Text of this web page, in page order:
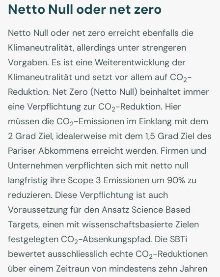
Netto Null oder net zero
Netto Null oder net zero erreicht ebenfalls die
Klimaneutralität, allerdings unter strengeren
Vorgaben. Es ist eine Weiterentwicklung der
Klimaneutralität und setzt vor allem auf CO2-
Reduktion. Net Zero (Netto Null) beinhaltet immer
eine Verpflichtung zur CO2-Reduktion. Hier
müssen die CO2-Emissionen im Einklang mit dem
2 Grad Ziel, idealerweise mit dem 1,5 Grad Ziel des
Pariser Abkommens erreicht werden. Firmen und
Unternehmen verpflichten sich mit netto null
langfristig ihre Scope 3 Emissionen um 90% zu
reduzieren. Diese Verpflichtung ist auch
Voraussetzung für den Ansatz Science Based
Targets, einen mit wissenschaftsbasierte Zielen
festgelegten CO2-Absenkungspfad. Die SBTi
bewertet ausschliesslich echte CO2-Reduktionen
über einem Zeitraun von mindestens zehn Jahren